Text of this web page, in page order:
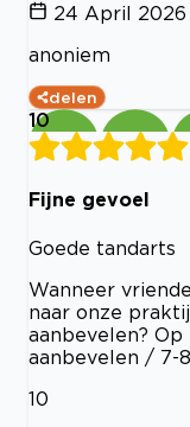
24 April 2026
anoniem
delen
10
Fijne gevoel
Goede tandarts
Wanneer
naar onze
aanbevelen? Op
aanbevelen / 7-
10